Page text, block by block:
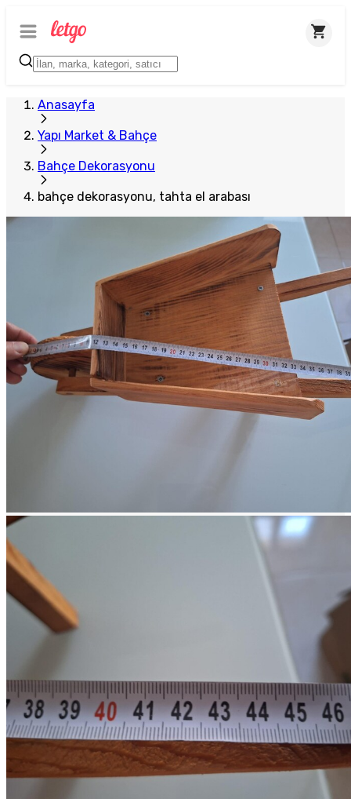
Anasayfa
Yapı Market & Bahçe
Bahçe Dekorasyonu
bahçe dekorasyonu, tahta el arabası